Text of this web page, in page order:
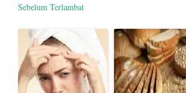
Sebelum Terlambat